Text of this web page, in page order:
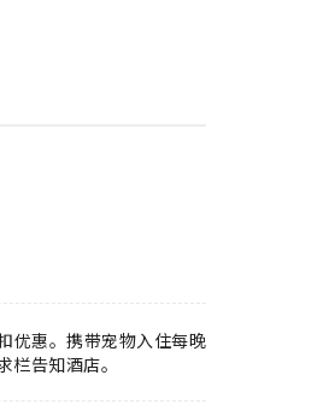
优惠。携带宠物入住每晚
告知酒店。